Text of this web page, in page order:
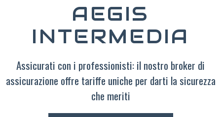
AEGIS
INTERMEDIA
Assicurati con i professionisti: il nostro broker di
assicurazione offre tariffe uniche per darti la sicurezza
che meriti